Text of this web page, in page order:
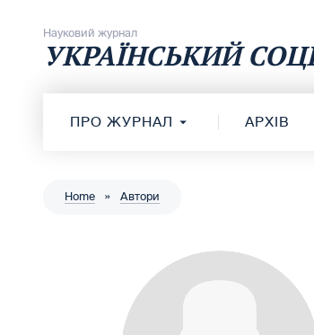
Науковий журнал
УКРАЇНСЬКИЙ
ПРО ЖУРНАЛ АРХІВ
Home » Автори